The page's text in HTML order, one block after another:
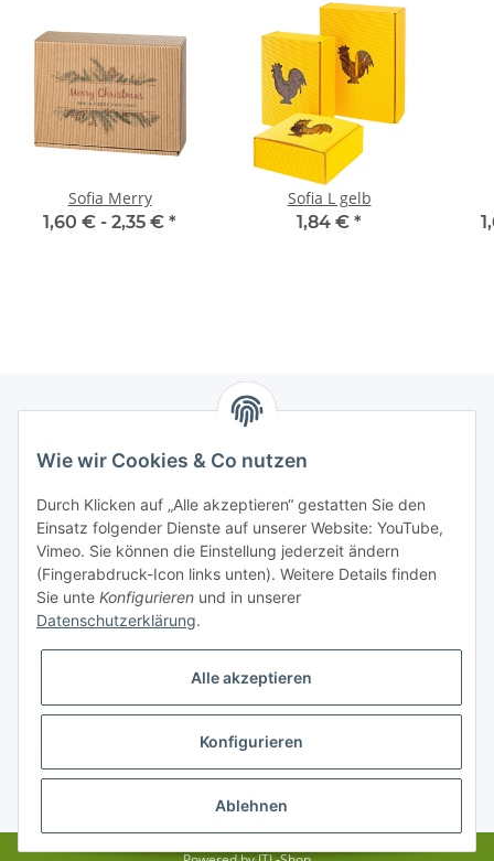
Sofia Merry
1,60 € - 2,35 € *
Sofia L gelb
1,84 € *
Newsletter Abonnieren
Bitte senden Sie mir entsprechend Ihrer
Datenschutzerklärungregelmäßig und jederzeit widerruflich
Informationen zu Ihrem Produktsortiment per E-Mail zu.
Gesetzliche Informationen
* Alle Preise zzgl. gesetzlicher USt., zzgl.Versand
Wie wir Cookies & Co nutzen
Durch Klicken auf „Alle akzeptieren“ gestatten Sie den
Einsatz folgender Dienste auf unserer Website: YouTube,
Vimeo. Sie können die Einstellung jederzeit ändern
(Fingerabdruck-Icon links unten). Weitere Details finden
Sie unte Konfigurieren und in unserer
Datenschutzerklärung.
Alle akzeptieren
Konfigurieren
Ablehnen